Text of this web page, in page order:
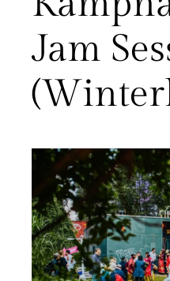
Jam